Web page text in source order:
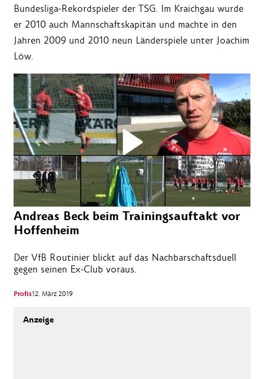
Bundesliga-Rekordspieler der TSG. Im Kraichgau wurde
er 2010 auch Mannschaftskapitän und machte in den
Jahren 2009 und 2010 neun Länderspiele unter Joachim
Löw.
Andreas Beck beim Trainingsauftakt vor
Hoffenheim
Der VfB Routinier blickt auf das Nachbarschaftsduell
gegen seinen Ex-Club voraus.
Profis12. März 2019